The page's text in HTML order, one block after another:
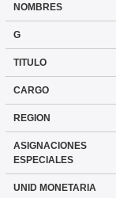
NOMBRES
G
TITULO
CARGO
REGION
ASIGNACIONES
ESPECIALES
UNID MONETARIA